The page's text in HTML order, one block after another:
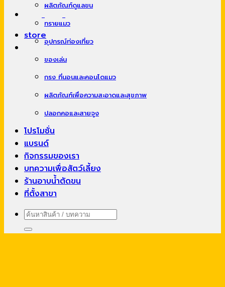
store
ผลิตภัณฑ์ดูแลขน
ทรายแมว
อุปกรณ์ท่องเที่ยว
ของเล่น
กรง ที่นอนและคอนโดแมว
ผลิตภัณฑ์เพื่อความสะอาดและสุขภาพ
ปลอกคอและสายจูง
โปรโมชั่น
แบรนด์
กิจกรรมของเรา
บทความเพื่อสัตว์เลี้ยง
ร้านอาบน้ำตัดขน
ที่ตั้งสาขา
ค้นหา: